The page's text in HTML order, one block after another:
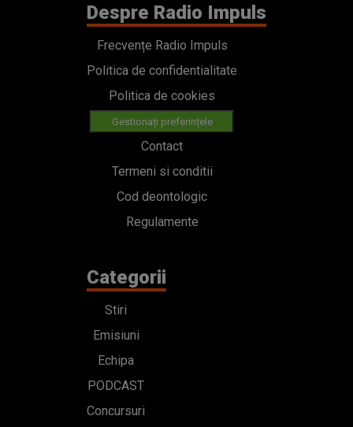
Despre Radio Impuls
Frecvențe Radio Impuls
Politica de confidentialitate
Politica de cookies
Gestionați preferințele
Contact
Termeni si conditii
Cod deontologic
Regulamente
Categorii
Stiri
Emisiuni
Echipa
PODCAST
Concursuri